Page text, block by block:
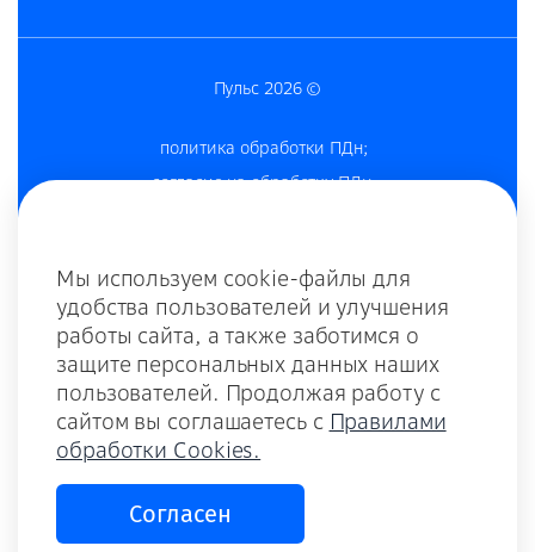
Пульс 2026 ©
политика обработки ПДн;
согласие на обработку ПДн;
политика конфиденциальности;
комплаенс и противодействие коррупции;
оферта;
оферта для ДЗО;
оферта внедрение;
тариф;
памятка по КБ для контрагентов;
памятка по КБ для клиентов;
Мы используем cookie-файлы для
удобства пользователей и улучшения
работы сайта, а также заботимся о
защите персональных данных наших
пользователей. Продолжая работу с
сайтом вы соглашаетесь с Правилами
обработки Cookies.
Согласен